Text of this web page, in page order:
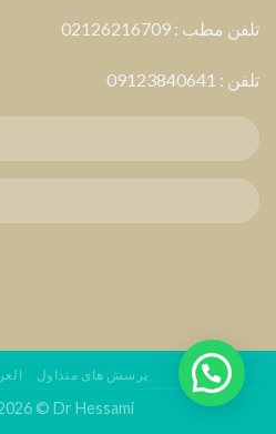
تلفن مطب : 02126216709
تلفن : 09123840641
پرسش های متداول
© Dr Hessami